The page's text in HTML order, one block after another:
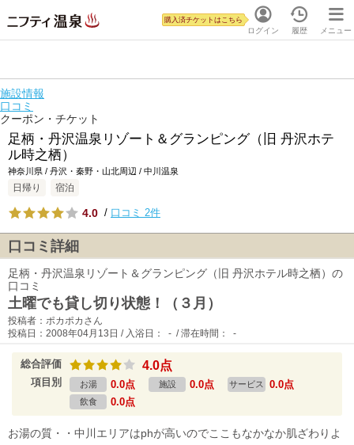
ログイン
購入済チケットはこちら
履歴 メニュー
施設情報
口コミ
クーポン・チケット
足柄・丹沢温泉リゾート＆グランピング（旧 丹沢ホテ
ル時之栖）
神奈川県 / 丹沢・秦野・山北周辺 / 中川温泉
日帰り 宿泊
4.0 / 口コミ 2件
口コミ詳細
足柄・丹沢温泉リゾート＆グランピング（旧 丹沢ホテル時之栖）の
口コミ
土曜でも貸し切り状態！（３月）
投稿者：ポカポカさん
投稿日：2008年04月13日 / 入浴日： - / 滞在時間： -
総合評価 4.0点
項目別 お湯 0.0点 施設 0.0点 サービス 0.0点
飲食 0.0点
お湯の質・・中川エリアはphが高いのでここもなかなか肌ざわりよ